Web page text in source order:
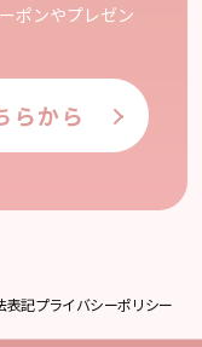
ポンやプレゼン
らから
表記プライバシーポリシー